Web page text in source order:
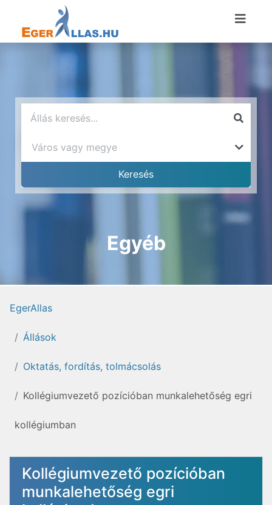
Egyéb
EgerAllas
Állások
Oktatás, fordítás, tolmácsolás
Kollégiumvezető pozícióban munkalehetőség egri
kollégiumban
Kollégiumvezető pozícióban
munkalehetőség egri